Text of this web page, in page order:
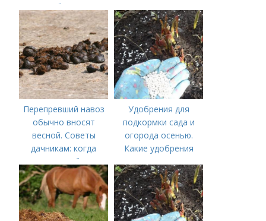
удобрения
Перепревший навоз
обычно вносят
весной. Советы
дачникам: когда
вносить удобрение
— весной или осенью
(СОВЕТЫ ОПЫТНЫХ)
Удобрения для
подкормки сада и
огорода осенью.
Какие удобрения
правильно это
делать?